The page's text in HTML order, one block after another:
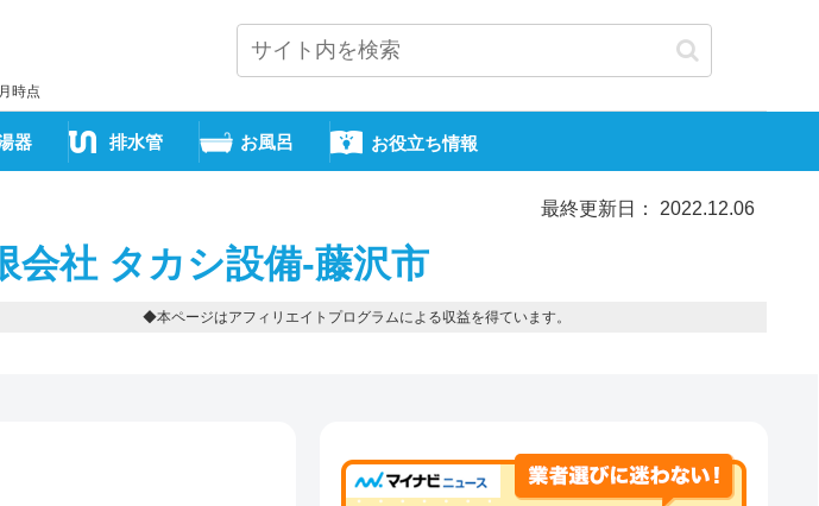
時点
器 排水管 お風呂 お役立ち情報
最終更新日： 2022.12.06
会社 タカシ設備-藤沢市
◆本ページはアフィリエイトプログラムによる収益を得ています。